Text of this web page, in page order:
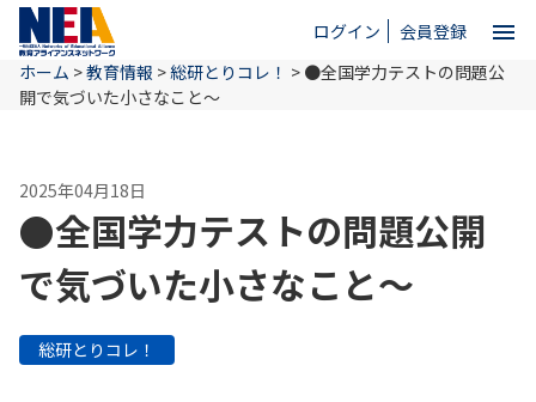
ログイン 会員登録 menu
ホーム
NEAとは
教育情報
ホーム >教育情報 >総研とりコレ！ > ●全国学力テストの問題公
開で気づいた小さなこと～
2025年04月18日
●全国学力テストの問題公開
で気づいた小さなこと～
総研とりコレ！